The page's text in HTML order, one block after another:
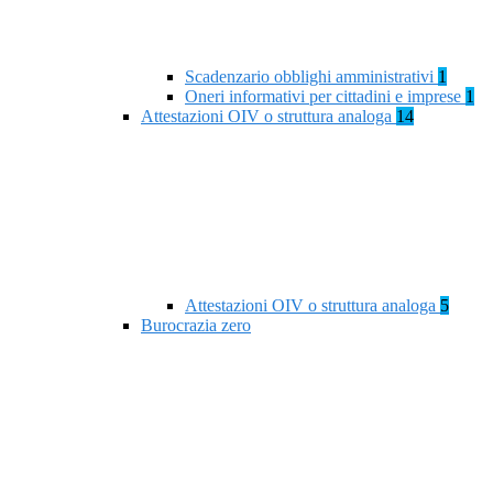
Scadenzario obblighi amministrativi 1
Oneri informativi per cittadini e imprese 1
Attestazioni OIV o struttura analoga 14
Attestazioni OIV o struttura analoga 5
Burocrazia zero